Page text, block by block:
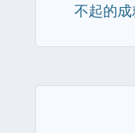
不起的